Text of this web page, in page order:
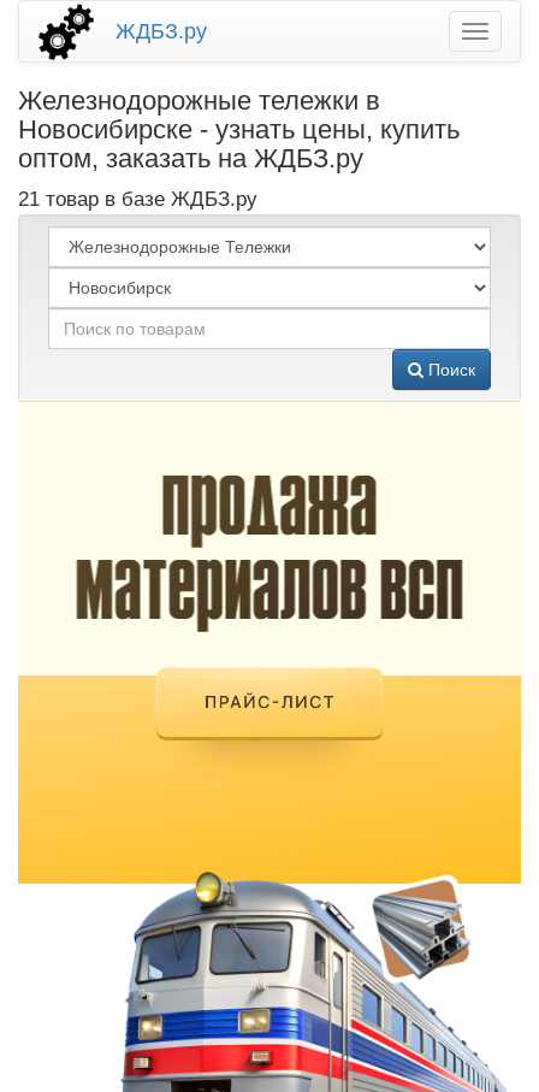
ЖДБЗ.ру
Железнодорожные тележки в
Новосибирске - узнать цены, купить
оптом, заказать на ЖДБЗ.ру
21 товар в базе ЖДБЗ.ру
Поиск